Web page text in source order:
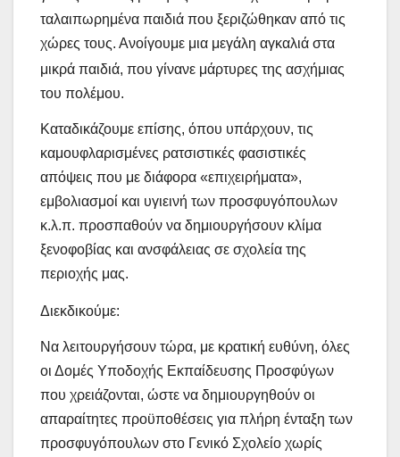
ταλαιπωρημένα παιδιά που ξεριζώθηκαν από τις
χώρες τους. Ανοίγουμε μια μεγάλη αγκαλιά στα
μικρά παιδιά, που γίνανε μάρτυρες της ασχήμιας
του πολέμου.
Καταδικάζουμε επίσης, όπου υπάρχουν, τις
καμουφλαρισμένες ρατσιστικές φασιστικές
απόψεις που με διάφορα «επιχειρήματα»,
εμβολιασμοί και υγιεινή των προσφυγόπουλων
κ.λ.π. προσπαθούν να δημιουργήσουν κλίμα
ξενοφοβίας και ανσφάλειας σε σχολεία της
περιοχής μας.
Διεκδικούμε:
Να λειτουργήσουν τώρα, με κρατική ευθύνη, όλες
οι Δομές Υποδοχής Εκπαίδευσης Προσφύγων
που χρειάζονται, ώστε να δημιουργηθούν οι
απαραίτητες προϋποθέσεις για πλήρη ένταξη των
προσφυγόπουλων στο Γενικό Σχολείο χωρίς